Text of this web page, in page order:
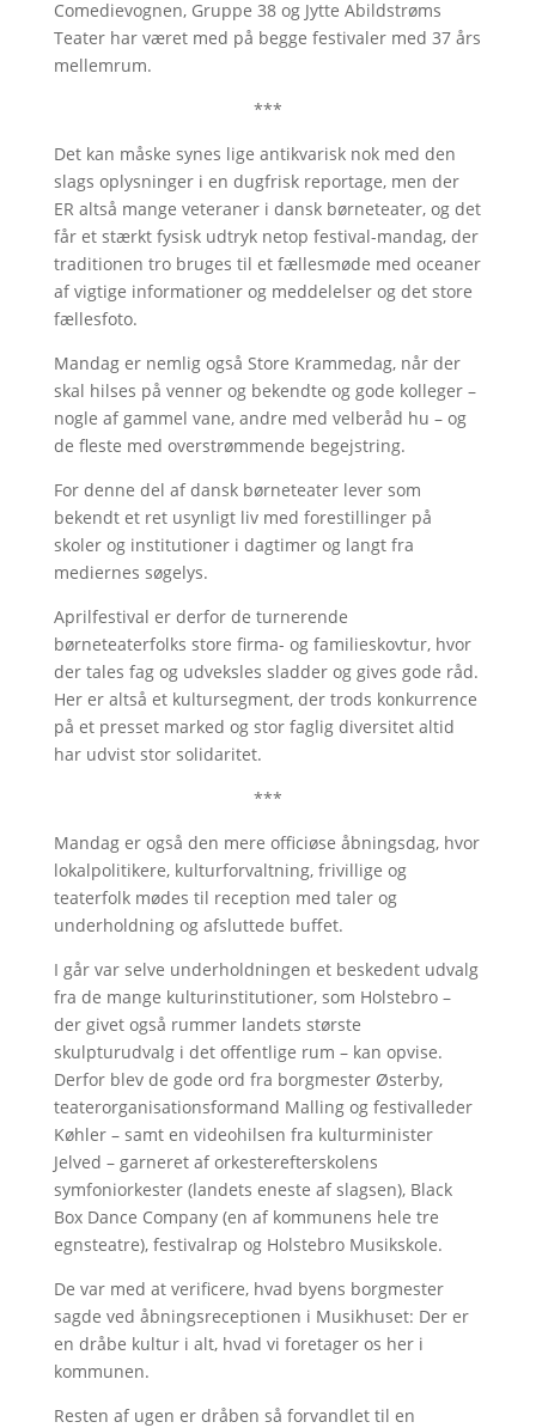
Comedievognen, Gruppe 38 og Jytte Abildstrøms
Teater har været med på begge festivaler med 37 års
mellemrum.
***
Det kan måske synes lige antikvarisk nok med den
slags oplysninger i en dugfrisk reportage, men der
ER altså mange veteraner i dansk børneteater, og det
får et stærkt fysisk udtryk netop festival-mandag, der
traditionen tro bruges til et fællesmøde med oceaner
af vigtige informationer og meddelelser og det store
fællesfoto.
Mandag er nemlig også Store Krammedag, når der
skal hilses på venner og bekendte og gode kolleger –
nogle af gammel vane, andre med velberåd hu – og
de fleste med overstrømmende begejstring.
For denne del af dansk børneteater lever som
bekendt et ret usynligt liv med forestillinger på
skoler og institutioner i dagtimer og langt fra
mediernes søgelys.
Aprilfestival er derfor de turnerende
børneteaterfolks store firma- og familieskovtur, hvor
der tales fag og udveksles sladder og gives gode råd.
Her er altså et kultursegment, der trods konkurrence
på et presset marked og stor faglig diversitet altid
har udvist stor solidaritet.
***
Mandag er også den mere officiøse åbningsdag, hvor
lokalpolitikere, kulturforvaltning, frivillige og
teaterfolk mødes til reception med taler og
underholdning og afsluttede buffet.
I går var selve underholdningen et beskedent udvalg
fra de mange kulturinstitutioner, som Holstebro –
der givet også rummer landets største
skulpturudvalg i det offentlige rum – kan opvise.
Derfor blev de gode ord fra borgmester Østerby,
teaterorganisationsformand Malling og festivalleder
Køhler – samt en videohilsen fra kulturminister
Jelved – garneret af orkesterefterskolens
symfoniorkester (landets eneste af slagsen), Black
Box Dance Company (en af kommunens hele tre
egnsteatre), festivalrap og Holstebro Musikskole.
De var med at verificere, hvad byens borgmester
sagde ved åbningsreceptionen i Musikhuset: Der er
en dråbe kultur i alt, hvad vi foretager os her i
kommunen.
Resten af ugen er dråben så forvandlet til en